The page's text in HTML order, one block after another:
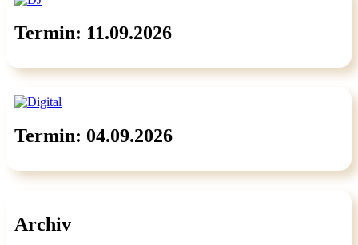
Termin: 11.09.2026
Termin: 04.09.2026
Archiv